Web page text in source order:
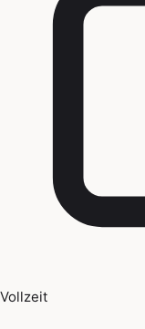
Vollzeit